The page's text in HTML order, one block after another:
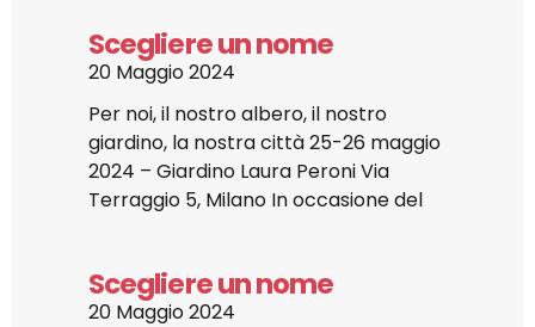
Scegliere un nome
20 Maggio 2024
Per noi, il nostro albero, il nostro
giardino, la nostra città 25-26 maggio
2024 – Giardino Laura Peroni Via
Terraggio 5, Milano In occasione del
Scegliere un nome
20 Maggio 2024